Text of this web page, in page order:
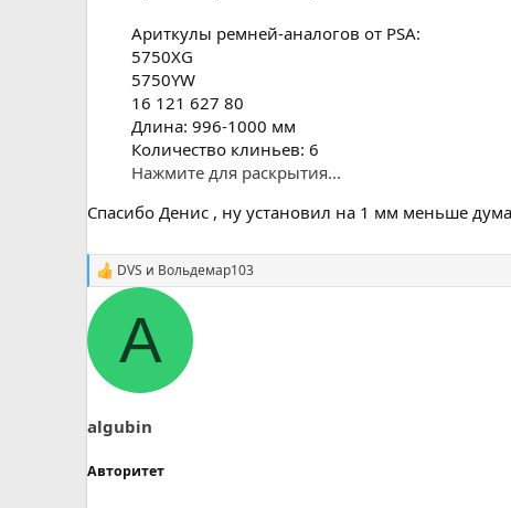
Ариткулы ремней-аналогов от PSA:
5750XG
5750YW
16 121 627 80
Длина: 996-1000 мм
Количество клиньев: 6
Нажмите для раскрытия...
Спасибо Денис , ну установил на 1 мм меньше
С
м
т
и
DVS и Вольдемар103
A
algubin
Авторитет